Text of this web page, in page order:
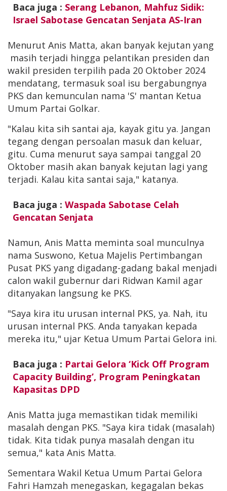
Baca juga : Serang Lebanon, Mahfuz Sidik:
Israel Sabotase Gencatan Senjata AS-Iran
Menurut Anis Matta, akan banyak kejutan yang
masih terjadi hingga pelantikan presiden dan
wakil presiden terpilih pada 20 Oktober 2024
mendatang, termasuk soal isu bergabungnya
PKS dan kemunculan nama 'S' mantan Ketua
Umum Partai Golkar.
"Kalau kita sih santai aja, kayak gitu ya. Jangan
tegang dengan persoalan masuk dan keluar,
gitu. Cuma menurut saya sampai tanggal 20
Oktober masih akan banyak kejutan lagi yang
terjadi. Kalau kita santai saja," katanya.
Baca juga : Waspada Sabotase Celah
Gencatan Senjata
Namun, Anis Matta meminta soal munculnya
nama Suswono, Ketua Majelis Pertimbangan
Pusat PKS yang digadang-gadang bakal menjadi
calon wakil gubernur dari Ridwan Kamil agar
ditanyakan langsung ke PKS.
"Saya kira itu urusan internal PKS, ya. Nah, itu
urusan internal PKS. Anda tanyakan kepada
mereka itu," ujar Ketua Umum Partai Gelora ini.
Baca juga : Partai Gelora ‘Kick Off Program
Capacity Building’, Program Peningkatan
Kapasitas DPD
Anis Matta juga memastikan tidak memiliki
masalah dengan PKS. "Saya kira tidak (masalah)
tidak. Kita tidak punya masalah dengan itu
semua," kata Anis Matta.
Sementara Wakil Ketua Umum Partai Gelora
Fahri Hamzah menegaskan, kegagalan bekas